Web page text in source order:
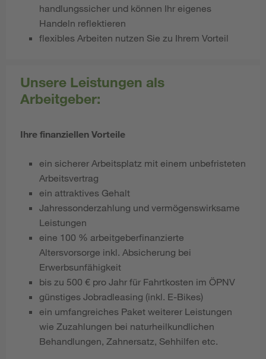
handlungssicher und können Ihr eigenes
Handeln reflektieren
flexibles Arbeiten nutzen Sie zu Ihrem Vorteil
Unsere Leistungen als
Arbeitgeber:
Ihre finanziellen Vorteile
ein sicherer Arbeitsplatz mit einem unbefristeten
Arbeitsvertrag
ein attraktives Gehalt
Jahressonderzahlung und vermögenswirksame
Leistungen
eine 100 % arbeitgeberfinanzierte
Altersvorsorge inkl. Absicherung bei
Erwerbsunfähigkeit
bis zu 500 € pro Jahr für Fahrtkosten im ÖPNV
günstiges Jobradleasing (inkl. E-Bikes)
ein umfangreiches Paket weiterer Leistungen
wie Zuzahlungen bei naturheilkundlichen
Behandlungen, Zahnersatz, Sehhilfen etc.